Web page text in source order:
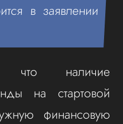
в заявлении
что наличие
на стартовой
финансовую